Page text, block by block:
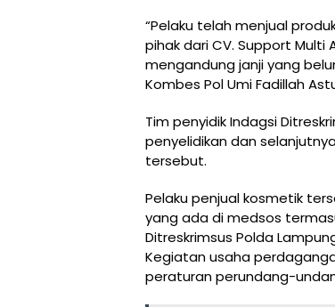
“Pelaku telah menjual
pihak dari CV. Support
mengandung janji yang
Kombes Pol Umi Fadillah
Tim penyidik Indagsi
penyelidikan dan
tersebut.
Pelaku penjual kosmetik
yang ada di medsos
Ditreskrimsus Polda
Kegiatan usaha
peraturan perundang-